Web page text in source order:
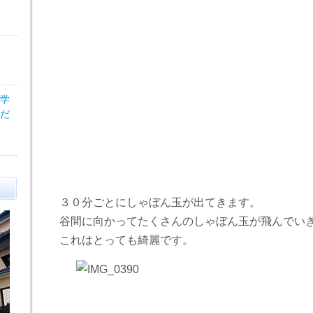
３０分ごとにしゃぼん玉が出てきます。
谷間に向かってたくさんのしゃぼん玉が飛んでい
これはとっても綺麗です。